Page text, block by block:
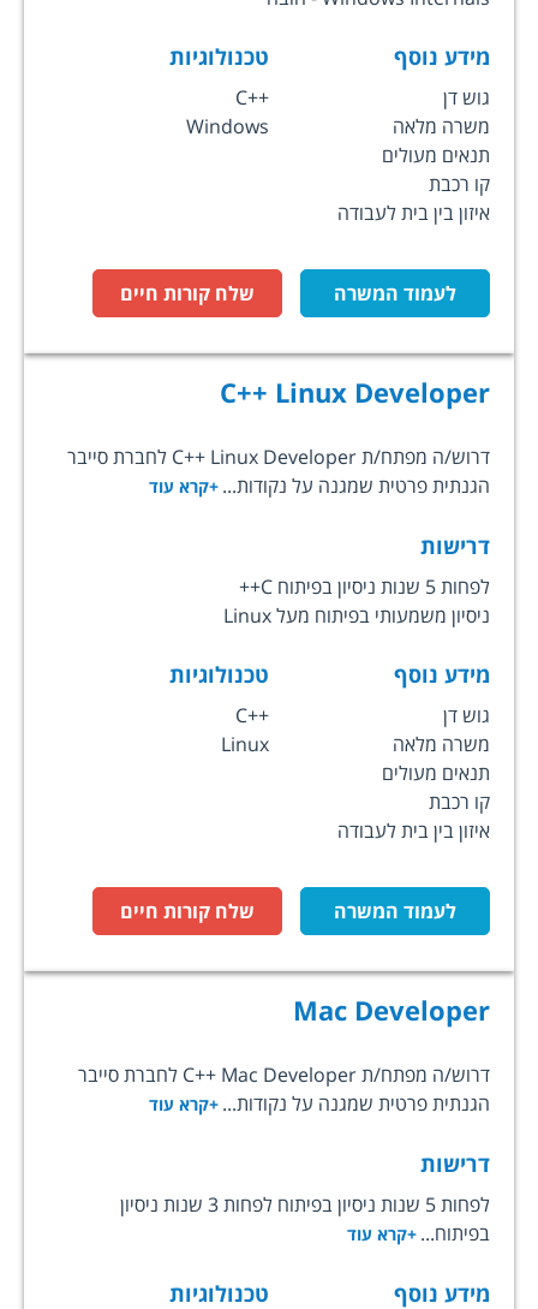
מידע נוסף
גוש דן
משרה מלאה
תנאים מעולים
קו רכבת
איזון בין בית לעבודה
טכנולוגיות
C++
Windows
לעמוד המשרה שלח קורות חיים
C++ Linux Developer
דרוש/ה מפתח/ת C++ Linux Developer לחברת סייבר
הגנתית פרטית שמגנה על נקודות... +קרא עוד
דרישות
לפחות 5 שנות ניסיון בפיתוח C++
ניסיון משמעותי בפיתוח מעל Linux
מידע נוסף
גוש דן
משרה מלאה
תנאים מעולים
קו רכבת
איזון בין בית לעבודה
טכנולוגיות
C++
Linux
לעמוד המשרה שלח קורות חיים
Mac Developer
דרוש/ה מפתח/ת C++ Mac Developer לחברת סייבר
הגנתית פרטית שמגנה על נקודות... +קרא עוד
דרישות
לפחות 5 שנות ניסיון בפיתוח לפחות 3 שנות ניסיון
בפיתוח... +קרא עוד
מידע נוסף טכנולוגיות